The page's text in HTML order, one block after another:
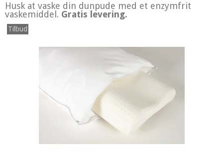
Husk at vaske din dunpude med et enzymfrit
vaskemiddel. Gratis levering.
Tilbud